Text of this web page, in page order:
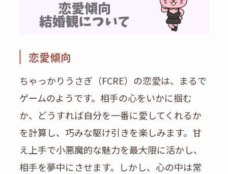
恋愛傾向
ちゃっかりうさぎ（FCRE）の恋愛は、まるで
ゲームのようです。相手の心をいかに掴む
か、どうすれば自分を一番に愛してくれるか
を計算し、巧みな駆け引きを楽しみます。甘
え上手で小悪魔的な魅力を最大限に活かし、
相手を夢中にさせます。しかし、心の中は常